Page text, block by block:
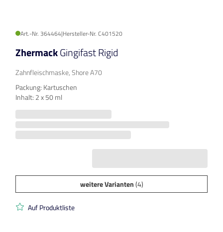
Art.-Nr. 364464|Hersteller-Nr. C401520
ZhermackGingifast Rigid
Zahnfleischmaske, Shore A70
Packung: Kartuschen
Inhalt: 2 x 50 ml
weitere Varianten(4)
Auf Produktliste